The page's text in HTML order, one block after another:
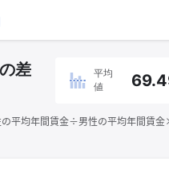
差
平均
値
平均年間賃金÷男性の平均年間賃